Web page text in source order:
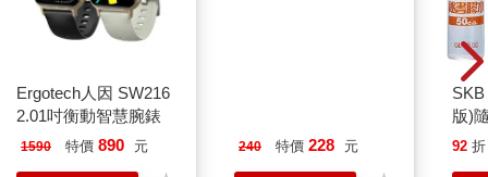
Ergotech人因 SW216
2.01吋衡動智慧腕錶
1590 特價 890 元 240 特價 228 元
版)
92 折